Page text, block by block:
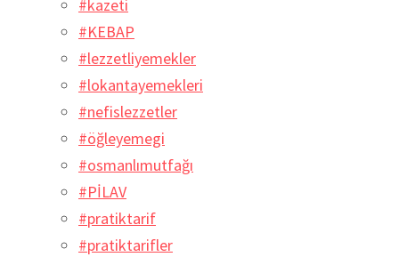
#kazeti
#KEBAP
#lezzetliyemekler
#lokantayemekleri
#nefislezzetler
#öğleyemegi
#osmanlımutfağı
#PİLAV
#pratiktarif
#pratiktarifler